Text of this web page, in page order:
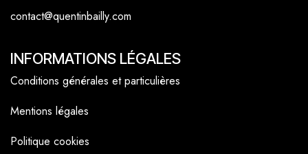
contact@quentinbailly.com
INFORMATIONS LÉGALES
Conditions générales et particulières
Mentions légales
Politique cookies